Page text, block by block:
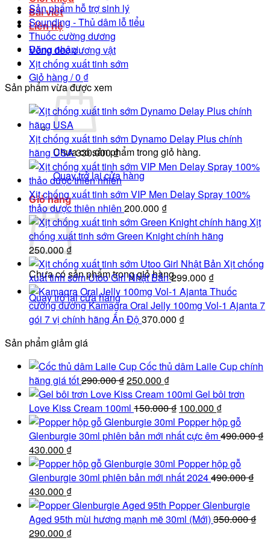
Bài viết
Liên hệ
Đăng nhập
Giỏ hàng /0 ₫
Chưa có sản phẩm trong giỏ hàng.
Quay trở lại cửa hàng
Giỏ hàng
Chưa có sản phẩm trong giỏ hàng.
Quay trở lại cửa hàng
Sản phẩm hỗ trợ sinh lý
Sounding - Thủ dâm lỗ tiểu
Thuốc cường dương
Vòng đeo dương vật
Xịt chống xuất tinh sớm
Sản phẩm vừa được xem
Xịt chống xuất tinh sớm Dynamo Delay Plus chính
hãng USA330.000₫
Xịt chống xuất tinh sớm VIP Men Delay Spray 100%
thảo dược thiên nhiên 200.000 ₫
Xịt
chống xuất tinh sớm Green Knight chính hãng
250.000₫
Xịt chống
xuất tinh sớm Utoo Girl Nhật Bản 299.000 ₫
Thuốc
cường dương Kamagra Oral Jelly 100mg Vol-1 Ajanta 7
gói 7 vị chính hãng Ấn Độ370.000 ₫
Sản phẩm giảm giá
Cốc thủ dâm Laile Cup chính
hãng giá tốt290.000₫Giá
gốc
là:
290.000 ₫.
250.000 ₫Giá
hiện
tại
là:
250.000 ₫.
Gel bôi trơn
Love Kiss Cream 100ml 150.000₫ Giá
gốc
là:
100.000 ₫Giá
hiện
tại
100.000 ₫.
Popper hộp gỗ
Glenburgie 30ml phiên bản mới nhất cực êm490.000₫
Giá
gốc
là:
490.000 ₫.
430.000 ₫Giá
hiện
tại
là:
430.000 ₫.
Popper hộp gỗ
Glenburgie 30ml phiên bản mới nhất 2024490.000₫
Giá
gốc
là:
490.000 ₫.
430.000 ₫Giá
hiện
tại
là:
Popper Glenburgie
Aged 95th mùi hương mạnh mẽ 30ml (Mới) 350.000₫
Giá
290.000 ₫Giá